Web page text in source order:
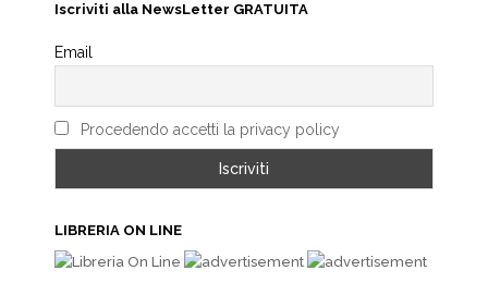
Iscriviti alla NewsLetter GRATUITA
Email
Procedendo accetti la privacy policy
LIBRERIA ON LINE